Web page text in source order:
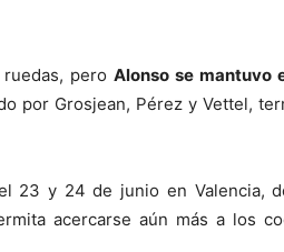
ruedas, peroAlonso se mantuvo
por Grosjean, Pérez y Vettel,
23 y 24 de junio en Valencia,
acercarse aún más a los